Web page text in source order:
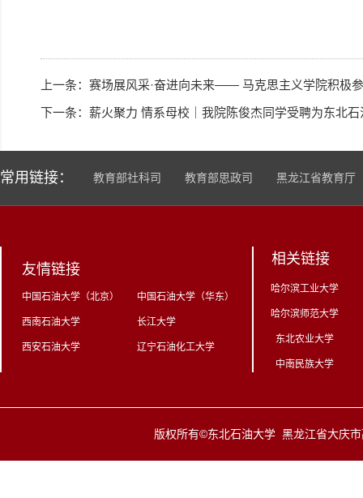
上一条： 赛场展风采·奋进向未来—— 马克思主义学院积极
下一条： 薪火聚力 情系母校｜我院陈俊杰同学受聘为东北
常用链接： 教育部社科司 教育部思政司 黑龙江省教育厅
友情链接
中国石油大学（北京） 中国石油大学（华东）
西南石油大学 长江大学
西安石油大学 辽宁石油化工大学
相关链接
哈尔滨工业大学
哈尔滨师范大学
东北农业大学
中南民族大学
版权所有©东北石油大学 黑龙江省大庆